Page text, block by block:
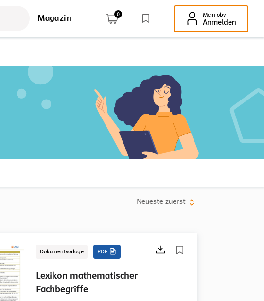
mit der Enter-Taste!
Magazin 0 Mein öbv
Anmelden
Neueste zuerst
Dokumentvorlage PDF
Lexikon mathematischer
Fachbegriffe